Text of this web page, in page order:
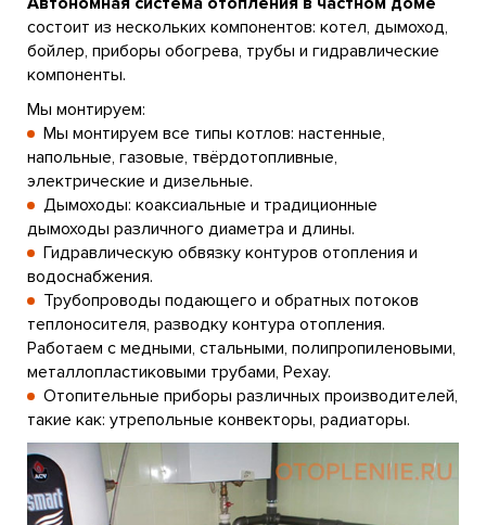
состоит из нескольких компонентов: котел, дымоход,
бойлер, приборы обогрева, трубы и гидравлические
компоненты.
Мы монтируем:
Мы монтируем все типы котлов: настенные,
напольные, газовые, твёрдотопливные,
электрические и дизельные.
Дымоходы: коаксиальные и традиционные
дымоходы различного диаметра и длины.
Гидравлическую обвязку контуров отопления и
водоснабжения.
Трубопроводы подающего и обратных потоков
теплоносителя, разводку контура отопления.
Работаем с медными, стальными, полипропиленовыми,
металлопластиковыми трубами, Рехау.
Отопительные приборы различных производителей,
такие как: утрепольные конвекторы, радиаторы.